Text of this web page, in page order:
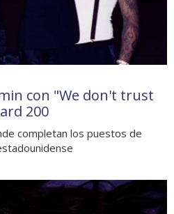
con "We don't trust
200
completan los puestos de